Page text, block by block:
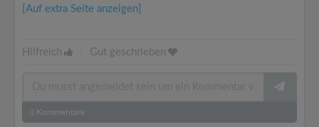
[Auf extra Seite anzeigen]
Hilfreich Gut geschrieben
0 Kommentare